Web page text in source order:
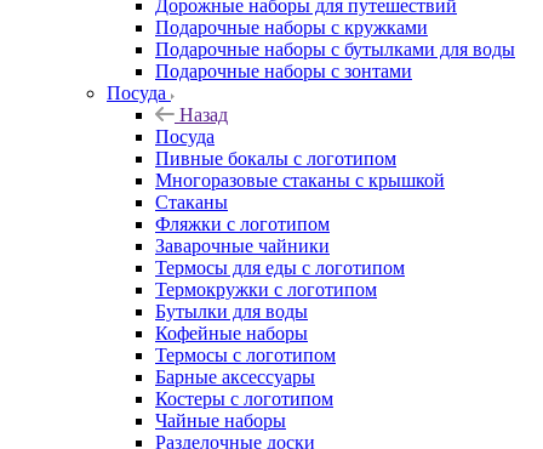
Дорожные наборы для путешествий
Подарочные наборы с кружками
Подарочные наборы с бутылками для воды
Подарочные наборы с зонтами
Посуда
Назад
Посуда
Пивные бокалы с логотипом
Многоразовые стаканы с крышкой
Стаканы
Фляжки с логотипом
Заварочные чайники
Термосы для еды с логотипом
Термокружки с логотипом
Бутылки для воды
Кофейные наборы
Термосы с логотипом
Барные аксессуары
Костеры с логотипом
Чайные наборы
Разделочные доски